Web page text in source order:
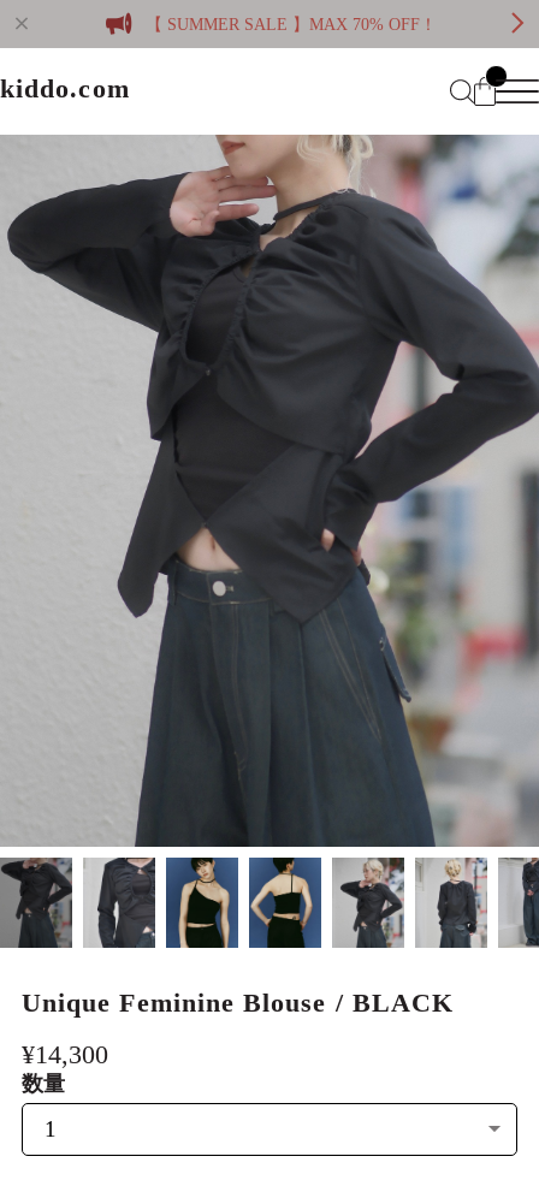
【 SUMMER SALE 】MAX 70% OFF！
kiddo.com
kiddo.com
About
CATEGORY
WOMEN
MEN
BRAND
WOMEN
MEN
Membership
Mypage
Information
プライバシーポリシー
Unique Feminine Blouse / BLACK
¥14,300
数量